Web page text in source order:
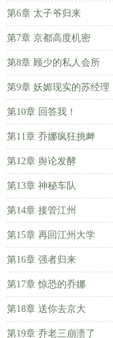
第6章 太子爷归来
第7章 京都高度机密
第8章 顾少的私人会所
第9章 妖媚现实的苏经理
第10章 回答我！
第11章 乔娜疯狂挑衅
第12章 舆论发酵
第13章 神秘车队
第14章 接管江州
第15章 再回江州大学
第16章 强者归来
第17章 惊恐的乔娜
第18章 送你去京大
第19章 乔老三崩溃了